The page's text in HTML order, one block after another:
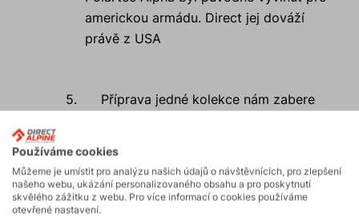
americkou armádu. Direct jej dováží
právě z USA
5.
Příprava jedné kolekce nám zabere
za dva roky in.
Používáme cookies
Můžeme je umístit pro analýzu našich údajů o návštěvnících, pro zlepšení
našeho webu, ukázání personalizovaného obsahu a pro poskytnutí
skvělého zážitku z webu. Pro více informací o cookies používáme
otevřené nastavení.